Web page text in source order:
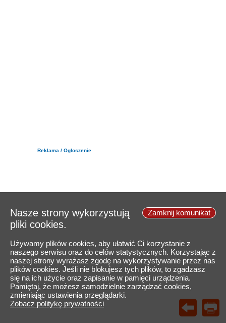
Zamknij komunikat
Nasze strony wykorzystują
pliki cookies.
Używamy plików cookies, aby ułatwić Ci korzystanie z
naszego serwisu oraz do celów statystycznych. Korzystając z
naszej strony wyrażasz zgodę na wykorzystywanie przez nas
plików cookies. Jeśli nie blokujesz tych plików, to zgadzasz
się na ich użycie oraz zapisanie w pamięci urządzenia.
Pamiętaj, że możesz samodzielnie zarządzać cookies,
zmieniając ustawienia przeglądarki.
Zobacz politykę prywatności
Reklama / Ogłoszenie